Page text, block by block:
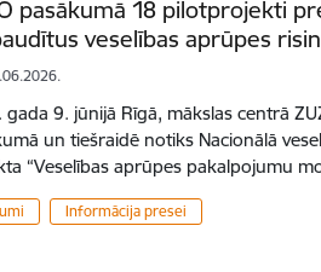
pasākumā 18 pilotprojekti
veselības aprūpes
9. jūnijā Rīgā, mākslas centrā
un tiešraidē notiks Nacionālā
“Veselības aprūpes pakalpojumu
Informācija presei